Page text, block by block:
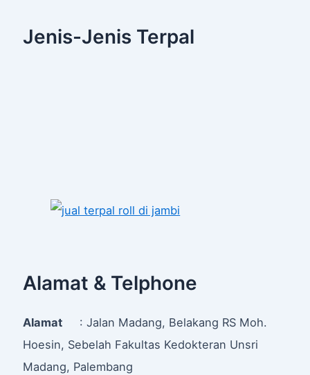
Jenis-Jenis Terpal
Alamat & Telphone
Alamat : Jalan Madang, Belakang RS Moh.
Hoesin, Sebelah Fakultas Kedokteran Unsri
Madang, Palembang